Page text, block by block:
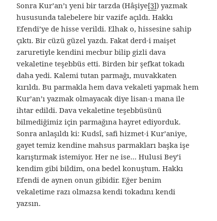
Sonra Kur’an’ı yeni bir tarzda (Hâşiye[3]) yazmak
hususunda talebelere bir vazife açıldı. Hakkı
Efendi’ye de hisse verildi. Elhak o, hissesine sahip
çıktı. Bir cüzü güzel yazdı. Fakat derd-i maişet
zaruretiyle kendini mecbur bilip gizli dava
vekaletine teşebbüs etti. Birden bir şefkat tokadı
daha yedi. Kalemi tutan parmağı, muvakkaten
kırıldı. Bu parmakla hem dava vekaleti yapmak hem
Kur’an’ı yazmak olmayacak diye lisan-ı mana ile
ihtar edildi. Dava vekaletine teşebbüsünü
bilmediğimiz için parmağına hayret ediyorduk.
Sonra anlaşıldı ki: Kudsî, safi hizmet-i Kur’aniye,
gayet temiz kendine mahsus parmakları başka işe
karıştırmak istemiyor. Her ne ise… Hulusi Bey’i
kendim gibi bildim, ona bedel konuştum. Hakkı
Efendi de aynen onun gibidir. Eğer benim
vekaletime razı olmazsa kendi tokadını kendi
yazsın.